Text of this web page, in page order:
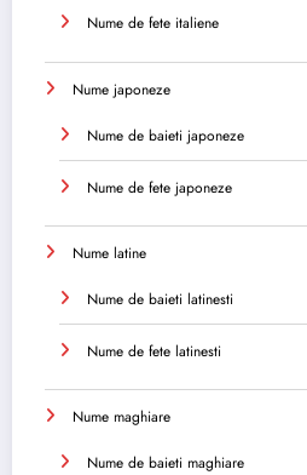
Nume de fete italiene
Nume japoneze
Nume de baieti japoneze
Nume de fete japoneze
Nume latine
Nume de baieti latinesti
Nume de fete latinesti
Nume maghiare
Nume de baieti maghiare